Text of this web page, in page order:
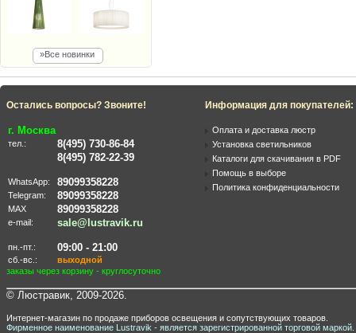
»Все новинки
Остались вопросы? Звоните!
г. Москва
тел.:
8(495) 730-86-84
8(495) 782-22-39
WhatsApp: 89099358228
Telegram: 89099358228
MAX 89099358228
e-mail: sale@lustravik.ru
пн.-пт.: 09:00 - 21:00
сб.-вс.:
выходной
заказы через корзину - круглосуточно
Информация для покупателей:
Оплата и доставка люстр
Установка светильников
Каталоги для скачивания в PDF
Помощь в выборе
Политика конфиденциальности
© Люстравик, 2009-2026.
Интернет-магазин по продаже приборов освещения и сопутствующих товаров.
Фирменное наименование Lustravik - является зарегистрированной торговой